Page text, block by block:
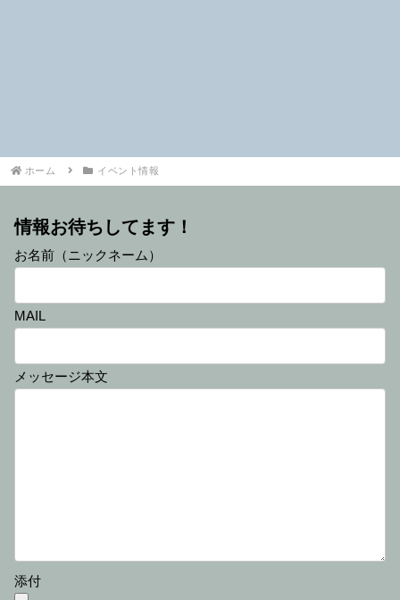
ホーム イベント情報
情報お待ちしてます！
お名前（ニックネーム）
MAIL
メッセージ本文
添付